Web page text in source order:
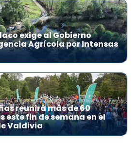
exige al Gobierno
Agrícola por intensas
reunirá más de 60
este fin de semana en el
Valdivia